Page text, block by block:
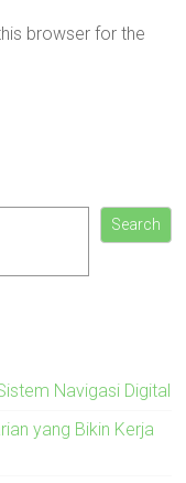
browser for the
Search
Navigasi Digital
yang Bikin Kerja